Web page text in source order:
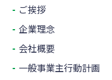
ご挨拶
企業理念
会社概要
一般事業主行動計画